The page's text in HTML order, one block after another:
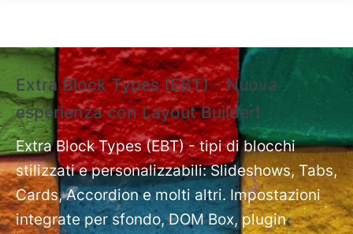
Extra Block Types (EBT) - Nuova
esperienza con Layout Builder❗
Extra Block Types (EBT) - tipi di blocchi
stilizzati e personalizzabili: Slideshows, Tabs,
Cards, Accordion e molti altri. Impostazioni
integrate per sfondo, DOM Box, plugin